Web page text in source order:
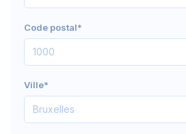
Code postal*
Ville*